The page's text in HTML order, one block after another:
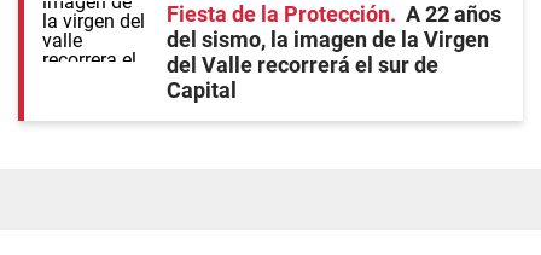
Fiesta de la Protección
A 22 años
del sismo, la imagen de la Virgen
del Valle recorrerá el sur de
Capital